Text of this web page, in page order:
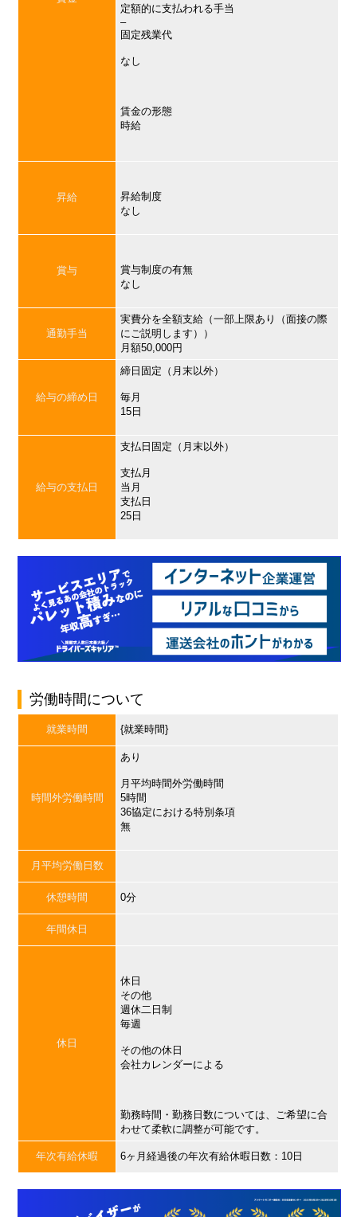
定額的に支払われる手当
–
固定残業代
なし
賃金の形態
時給
昇給
昇給制度
なし
賞与
賞与制度の有無
なし
通勤手当
実費分を全額支給（一部上限あり（面接の際
にご説明します））
月額50,000円
給与の締め日
締日固定（月末以外）
毎月
15日
給与の支払日
支払日固定（月末以外）
支払月
当月
支払日
25日
労働時間について
就業時間 {就業時間}
時間外労働時間
あり
月平均時間外労働時間
5時間
36協定における特別条項
無
月平均労働日数
休憩時間 0分
年間休日
休日
休日
その他
週休二日制
毎週
その他の休日
会社カレンダーによる
勤務時間・勤務日数については、ご希望に合
わせて柔軟に調整が可能です。
年次有給休暇 6ヶ月経過後の年次有給休暇日数：10日